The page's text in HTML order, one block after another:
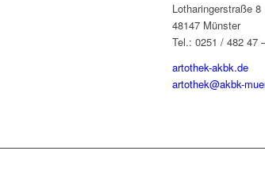
Lotharingerstraße 8
48147 Münster
Tel.: 0251 / 482 47
artothek-akbk.de
artothek@akbk-